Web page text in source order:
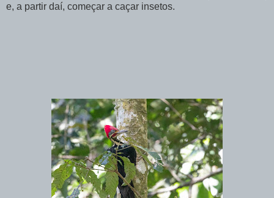
e, a partir daí, começar a caçar insetos.